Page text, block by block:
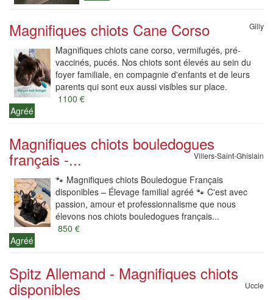
Magnifiques chiots Cane Corso Gilly
Magnifiques chiots cane corso, vermifugés, pré-
vaccinés, pucés. Nos chiots sont élevés au sein du
foyer familiale, en compagnie d'enfants et de leurs
parents qui sont eux aussi visibles sur place.
1100 €
Agréé
Magnifiques chiots bouledogues
français -... Villers-Saint-Ghislain
🐾 Magnifiques chiots Bouledogue Français
disponibles – Élevage familial agréé 🐾 C'est avec
passion, amour et professionnalisme que nous
élevons nos chiots bouledogues français...
850 €
Agréé
Spitz Allemand - Magnifiques chiots
disponibles Uccle